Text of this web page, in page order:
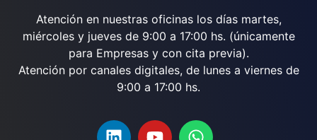
Atención en nuestras oficinas los días martes,
miércoles y jueves de 9:00 a 17:00 hs. (únicamente
para Empresas y con cita previa).
Atención por canales digitales, de lunes a viernes de
9:00 a 17:00 hs.